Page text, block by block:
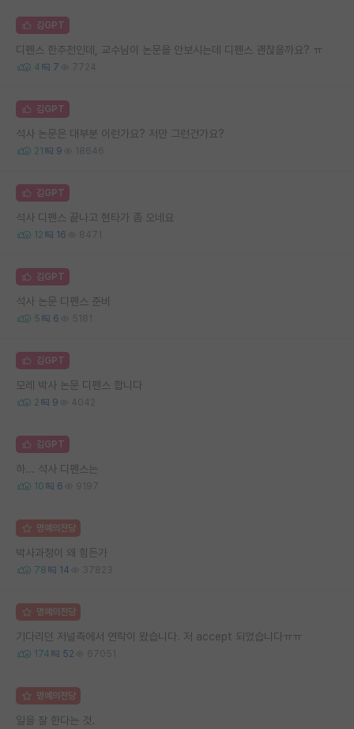
김GPT
디펜스 한주전인데, 교수님이 논문을 안보시는데 디펜스 괜찮을까요? ㅠ
4 7 7724
김GPT
석사 논문은 대부분 이런가요? 저만 그런건가요?
21 9 18646
김GPT
석사 디펜스 끝나고 현타가 좀 오네요
12 16 8471
김GPT
석사 논문 디펜스 준비
5 6 5181
김GPT
모레 박사 논문 디펜스 합니다
2 9 4042
김GPT
하... 석사 디펜스는
10 6 9197
명예의전당
박사과정이 왜 힘든가
78 14 37823
명예의전당
기다리던 저널측에서 연락이 왔습니다. 저 accept 되었습니다ㅠㅠ
174 52 67051
명예의전당
일을 잘 한다는 것.